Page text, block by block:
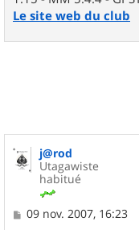
Le site web du club
j@rod
Utagawiste
habitué
M
09 nov. 2007, 16:23